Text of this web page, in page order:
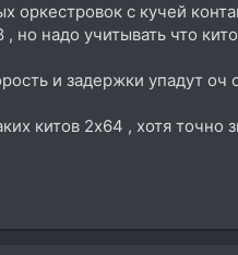
оркестровок с кучей
надо учитывать что
и задержки упадут оч
китов 2x64 , хотя точно